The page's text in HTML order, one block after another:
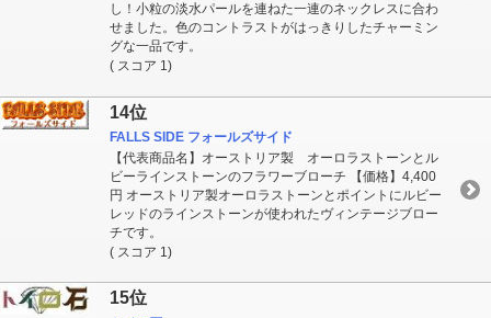
し！小粒の淡水パールを連ねた一連のネックレスに合わ
せました。色のコントラストがはっきりしたチャーミン
グな一品です。
( スコア 1)
14位
FALLS SIDE フォールズサイド
【代表商品名】オーストリア製 オーロラストーンとル
ビーラインストーンのフラワーブローチ 【価格】4,400
円 オーストリア製オーロラストーンとポイントにルビー
レッドのラインストーンが使われたヴィンテージブロー
チです。
( スコア 1)
15位